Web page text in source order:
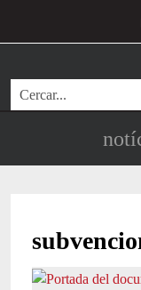
Cerca